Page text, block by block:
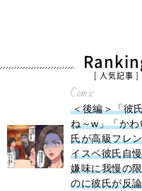
[ 人気記事 ]
Comic
＜後編＞「彼
ね～w」「か
氏が高級フレ
イスペ彼氏自
嫌味に我慢の
のに彼氏が反